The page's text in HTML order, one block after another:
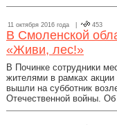
11 октября 2016 года | 453
В Смоленской
«Живи, лес!»
В Починке сотрудники
жителями в рамках
вышли на субботник
Отечественной войны.